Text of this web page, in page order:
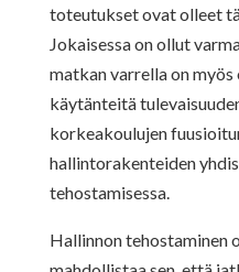
toteutukset ovat olleet
Jokaisessa on ollut
matkan varrella on
käytänteitä
korkeakoulujen
hallintorakenteiden
tehostamisessa.
Hallinnon tehostaminen